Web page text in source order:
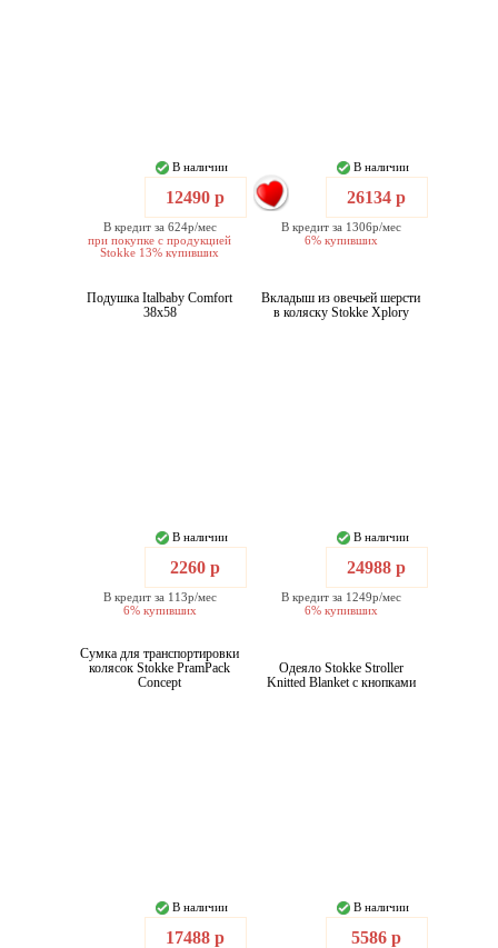
В наличии
12490 р
В кредит за 624р/мес
при покупке с продукцией
Stokke 13% купивших
В наличии
26134 р
В кредит за 1306р/мес
6% купивших
Подушка Italbaby Comfort
38x58
В наличии
2260 р
В кредит за 113р/мес
6% купивших
Вкладыш из овечьей шерсти
в коляску Stokke Xplory
В наличии
24988 р
В кредит за 1249р/мес
6% купивших
Сумка для транспортировки
колясок Stokke PramPack
Concept
В наличии
17488 р
Одеяло Stokke Stroller
Knitted Blanket с кнопками
В наличии
5586 р